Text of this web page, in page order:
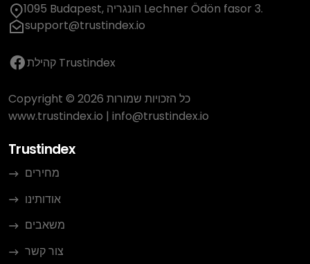
1095 Budapest, הונגריה Lechner Ödön fasor 3.
support@trustindex.io
קהילת Trustindex
Copyright © 2026 כל הזכויות שמורות
www.trustindex.io | info@trustindex.io
Trustindex
מחירים
אודותינו
משאבים
צור קשר